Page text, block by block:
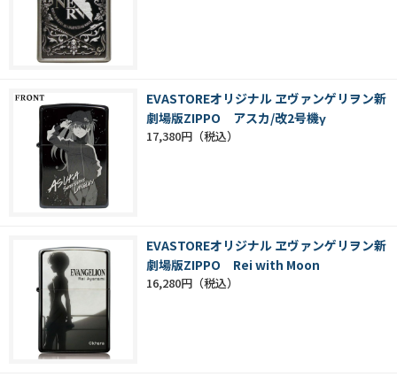
EVASTOREオリジナル ヱヴァンゲリヲン新
劇場版ZIPPO アスカ/改2号機γ
17,380円
EVASTOREオリジナル ヱヴァンゲリヲン新
劇場版ZIPPO Rei with Moon
16,280円